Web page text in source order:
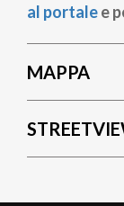
al portalee
MAPPA